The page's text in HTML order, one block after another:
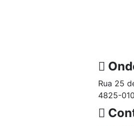
Rua 25
4825-